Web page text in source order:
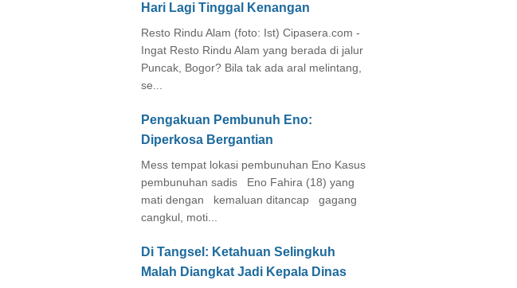
Hari Lagi Tinggal Kenangan
Resto Rindu Alam (foto: Ist) Cipasera.com -
Ingat Resto Rindu Alam yang berada di jalur
Puncak, Bogor? Bila tak ada aral melintang,
se...
Pengakuan Pembunuh Eno:
Diperkosa Bergantian
Mess tempat lokasi pembunuhan Eno Kasus
pembunuhan sadis Eno Fahira (18) yang
mati dengan kemaluan ditancap gagang
cangkul, moti...
Di Tangsel: Ketahuan Selingkuh
Malah Diangkat Jadi Kepala Dinas